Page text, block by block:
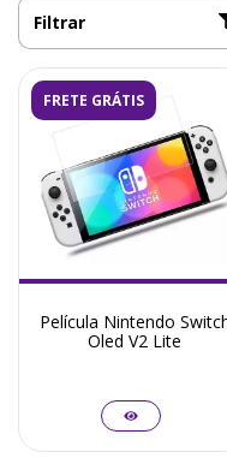
Filtrar
FRETE GRÁTIS
Película Nintendo
Oled V2 Lite